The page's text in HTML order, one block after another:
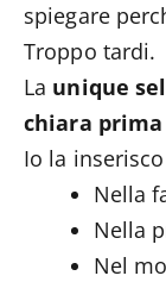
spiegare
Troppo tardi.
La unique
chiara
Io la
Nella
Nella
Nel